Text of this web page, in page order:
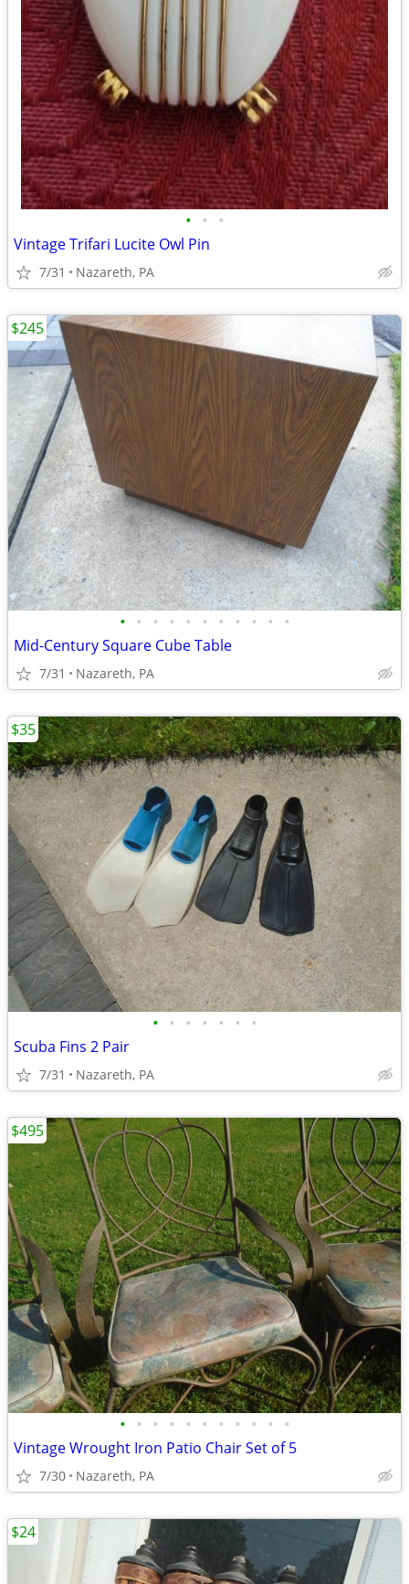
• • •
Vintage Trifari Lucite Owl Pin
7/31 Nazareth, PA
• • • • • • • • • • •
Mid-Century Square Cube Table
7/31 Nazareth, PA
$245
• • • • • • •
Scuba Fins 2 Pair
7/31 Nazareth, PA
$35
• • • • • • • • • • •
Vintage Wrought Iron Patio Chair Set of 5
7/30 Nazareth, PA
$495
$24